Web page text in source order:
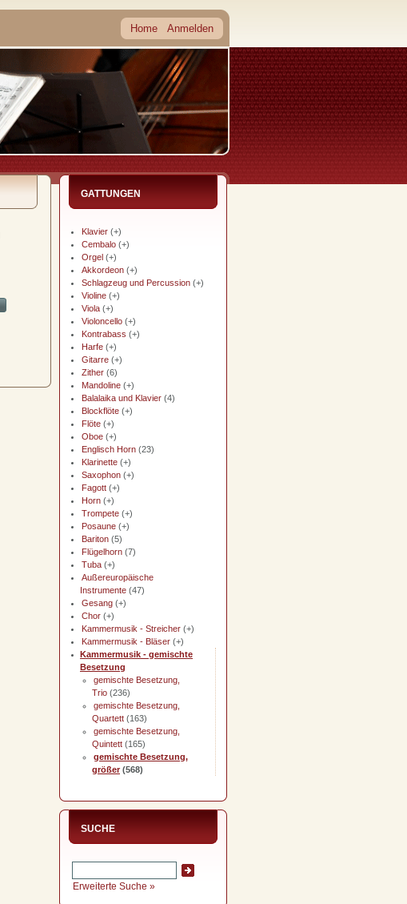
Home Anmelden
GATTUNGEN
Klavier (+)
Cembalo (+)
Orgel (+)
Akkordeon (+)
Schlagzeug und Percussion (+)
Violine (+)
Viola (+)
Violoncello (+)
Kontrabass (+)
Harfe (+)
Gitarre (+)
Zither (6)
Mandoline (+)
Balalaika und Klavier (4)
Blockflöte (+)
Flöte (+)
Oboe (+)
Englisch Horn (23)
Klarinette (+)
Saxophon (+)
Fagott (+)
Horn (+)
Trompete (+)
Posaune (+)
Bariton (5)
Flügelhorn (7)
Tuba (+)
Außereuropäische
Instrumente (47)
Gesang (+)
Chor (+)
Kammermusik - Streicher (+)
Kammermusik - Bläser (+)
Kammermusik - gemischte
Besetzung
gemischte Besetzung,
Trio (236)
gemischte Besetzung,
Quartett (163)
gemischte Besetzung,
Quintett (165)
gemischte Besetzung,
größer(568)
SUCHE
Erweiterte Suche »